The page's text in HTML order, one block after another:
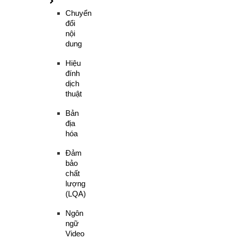
Chuyển
đổi
nội
dung
Hiệu
đính
dịch
thuật
Bản
địa
hóa
Đảm
bảo
chất
lượng
(LQA)
Ngôn
ngữ
Video